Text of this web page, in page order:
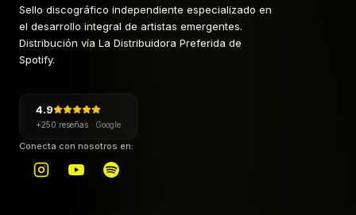
Sello discográfico independiente especializado en
el desarrollo integral de artistas emergentes.
Distribución vía La Distribuidora Preferida de
Spotify.
4.9
+250 reseñas · Google
Conecta con nosotros en: